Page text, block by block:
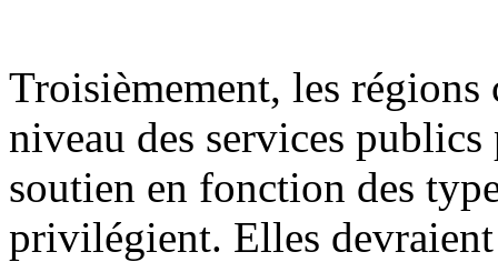
Troisièmement, les régions
niveau des services
soutien en fonction des
privilégient. Elles